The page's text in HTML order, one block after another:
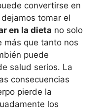
convertirse en
tomar el
en la dieta no solo
más que tanto nos
puede
salud serios. La
consecuencias
pierde la
los